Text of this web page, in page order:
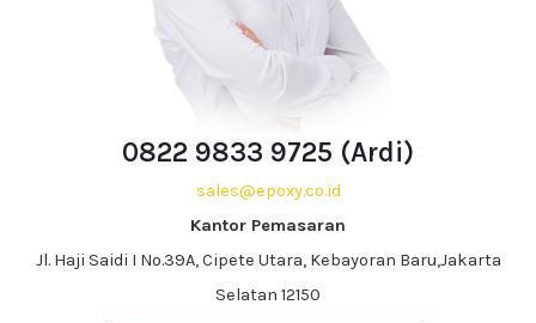
0822 9833 9725 (Ardi)
sales@epoxy.co.id
Kantor Pemasaran
Jl. Haji Saidi I No.39A, Cipete Utara, Kebayoran Baru,Jakarta
Selatan 12150